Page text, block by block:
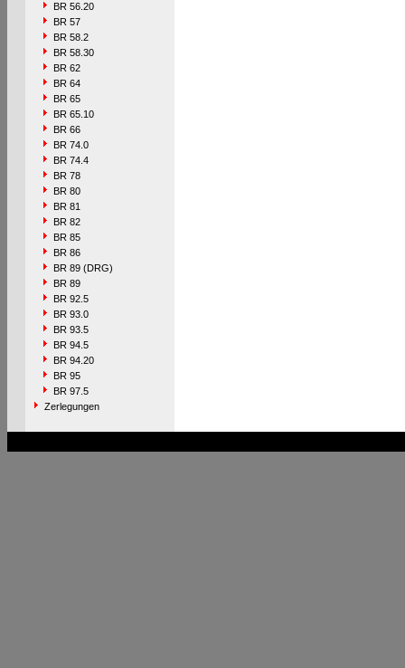
BR 56.20
BR 57
BR 58.2
BR 58.30
BR 62
BR 64
BR 65
BR 65.10
BR 66
BR 74.0
BR 74.4
BR 78
BR 80
BR 81
BR 82
BR 85
BR 86
BR 89 (DRG)
BR 89
BR 92.5
BR 93.0
BR 93.5
BR 94.5
BR 94.20
BR 95
BR 97.5
Zerlegungen